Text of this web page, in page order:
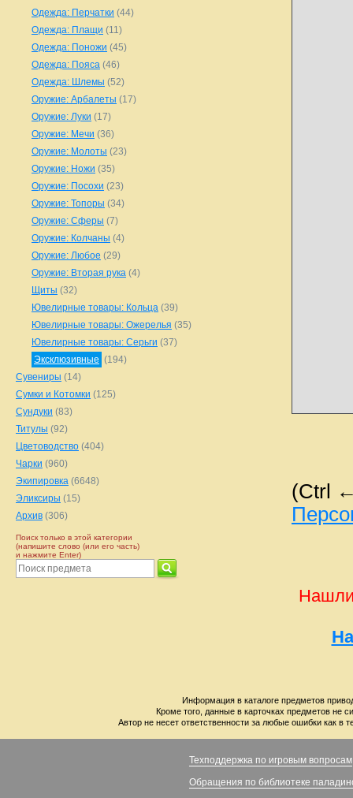
(Ctrl
Нашли
Одежда: Перчатки (44)
Одежда: Плащи (11)
Одежда: Поножи (45)
Одежда: Пояса (46)
Одежда: Шлемы (52)
Оружие: Арбалеты (17)
Оружие: Луки (17)
Оружие: Мечи (36)
Оружие: Молоты (23)
Оружие: Ножи (35)
Оружие: Посохи (23)
Оружие: Топоры (34)
Оружие: Сферы (7)
Оружие: Колчаны (4)
Оружие: Любое (29)
Оружие: Вторая рука (4)
Щиты (32)
Ювелирные товары: Кольца (39)
Ювелирные товары: Ожерелья (35)
Ювелирные товары: Серьги (37)
Эксклюзивные (194)
Сувениры (14)
Сумки и Котомки (125)
Сундуки (83)
Титулы (92)
Цветоводство (404)
Чарки (960)
Экипировка (6648)
Эликсиры (15)
Архив (306)
Поиск только в этой категории
(напишите слово (или его часть)
и нажмите Enter)
Информация в каталоге предметов
Кроме того, данные в карточках предметов не
Автор не несет ответственности за любые ошибки как в
Техподдержка по игровым вопросам
Обращения по библиотеке